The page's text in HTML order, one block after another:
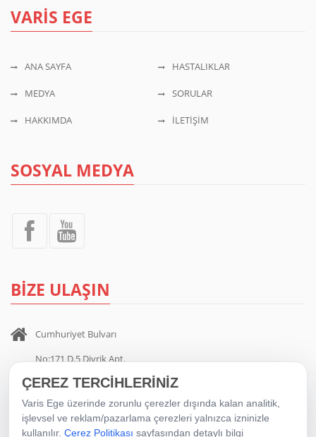
VARİS EGE
ANA SAYFA HASTALIKLAR
MEDYA SORULAR
HAKKIMDA İLETİŞİM
SOSYAL MEDYA
BİZE ULAŞIN
Cumhuriyet Bulvarı
No:171 D.5 Divrik Apt.
Alsancak / İZMİR
0 232 404 00 35- 0 532 705 11 81
ÇEREZ TERCİHLERİNİZ
Varis Ege üzerinde zorunlu çerezler dışında kalan analitik,
işlevsel ve reklam/pazarlama çerezleri yalnızca izninizle
kullanılır. Çerez Politikası sayfasından detaylı bilgi